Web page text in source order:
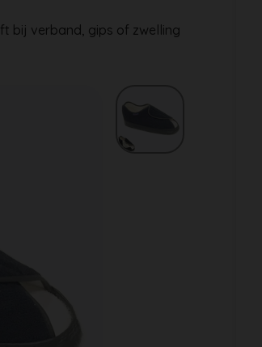
bij verband, gips of zwelling